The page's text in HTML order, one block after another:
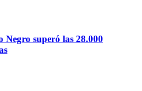
Negro superó las 28.000